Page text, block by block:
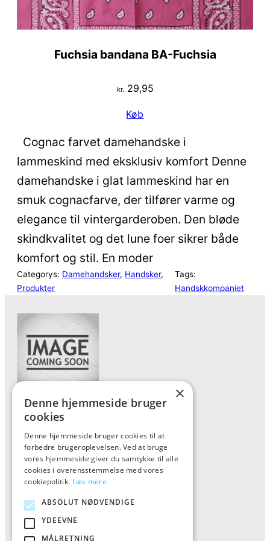
Fuchsia bandana BA-Fuchsia
kr. 29,95
Køb
Cognac farvet damehandske i
lammeskind med eksklusiv komfort Denne
damehandske i glat lammeskind har en
smuk cognacfarve, der tilfører varme og
elegance til vintergarderoben. Den bløde
skindkvalitet og det lune foer sikrer både
komfort og stil. En moder
Categorys: Damehandsker, Handsker
Produkter
Tags:
Handskkompaniet
Forside
Vis alle produkter
Kontakt
Oversigt artikler
ALFA
Tlf: 7876 8672
×
Denne hjemmeside bruger
cookies
Denne hjemmeside bruger cookies til at
forbedre brugeroplevelsen. Ved at bruge
vores hjemmeside giver du samtykke til alle
cookies i overensstemmelse med vores
cookiepolitik. Læs mere
ABSOLUT NØDVENDIGE
YDEEVNE
MÅLRETNING